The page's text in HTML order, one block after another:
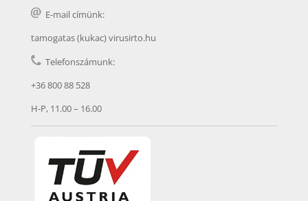
E-mail címünk:
tamogatas (kukac) virusirto.hu
Telefonszámunk:
+36 800 88 528
H-P, 11.00 – 16.00